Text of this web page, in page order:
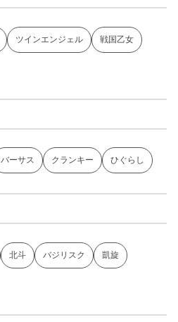
ツインエンジェル 戦国乙女
バーサス クランキー ひぐらし
北斗 バジリスク 凱旋